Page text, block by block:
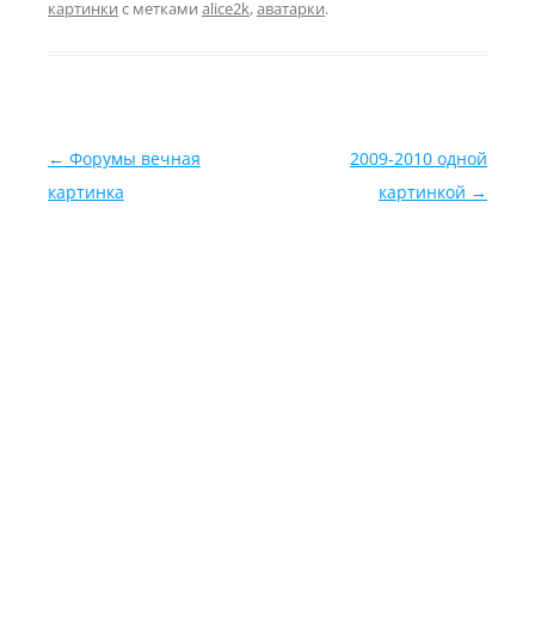
картинки с метками alice2k,аватарки.
Навигация по записям
← Форумы вечная
картинка
2009-2010 одной
картинкой →